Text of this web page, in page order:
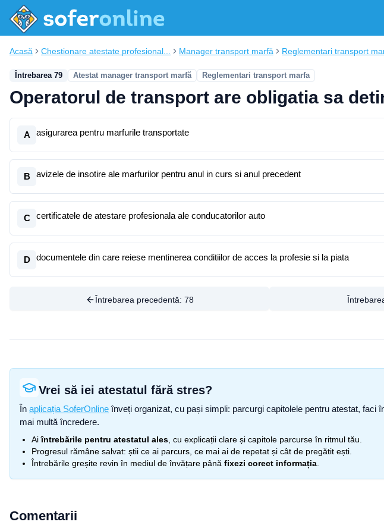
Acasă Chestionare atestate profesional... Manager transport marfă Reglementari transport
Întrebarea 79 Atestat manager transport marfă Reglementari transport marfa
Operatorul de transport are obligatia sa
A asigurarea pentru marfurile transportate
B avizele de insotire ale marfurilor pentru anul in curs si anul precedent
C certificatele de atestare profesionala ale conducatorilor auto
D documentele din care reiese mentinerea conditiilor de acces la profesie si la piata
Întrebarea precedentă: 78
Vrei să iei atestatul fără stres?
În aplicația SoferOnline înveți organizat, cu pași simpli: parcurgi capitolele pentru atestat,
mai multă încredere.
Aiîntrebările pentru atestatul ales , cu explicații clare și capitole parcurse în ritmul tău.
Progresul rămâne salvat: știi ce ai parcurs, ce mai ai de repetat și cât de pregătit ești.
Întrebările greșite revin în mediul de învățare până fixezi corect informația
Comentarii